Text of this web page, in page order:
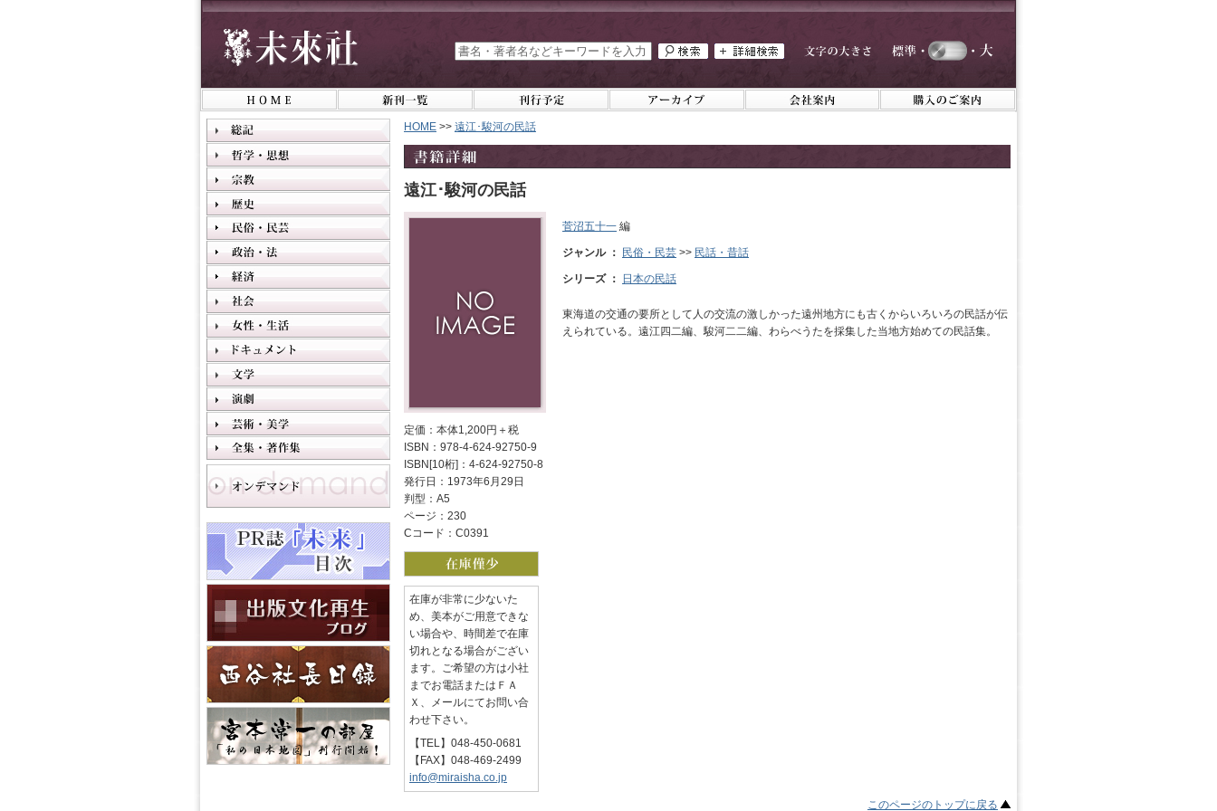
HOME >> 遠江･駿河の民話
遠江･駿河の民話
定価：本体1,200円＋税
ISBN：978-4-624-92750-9
ISBN[10桁]：4-624-92750-8
発行日：1973年6月29日
判型：A5
ページ：230
Cコード：C0391
在庫が非常に少ないた
め、美本がご用意できな
い場合や、時間差で在庫
切れとなる場合がござい
ます。ご希望の方は小社
までお電話またはＦＡ
Ｘ、メールにてお問い合
わせ下さい。
【TEL】048-450-0681
【FAX】048-469-2499
info@miraisha.co.jp
菅沼五十一 編
ジャンル ： 民俗・民芸 >> 民話・昔話
シリーズ ： 日本の民話
東海道の交通の要所として人の交流の激しかった遠州地方にも古くからいろいろの民話が伝
えられている。遠江四二編、駿河二二編、わらべうたを採集した当地方始めての民話集。
このページのトップに戻る